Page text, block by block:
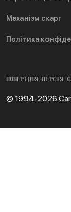
Механізм скарг
Політика
ПОПЕРЕДНЯ ВЕРСІЯ
© 1994-2026